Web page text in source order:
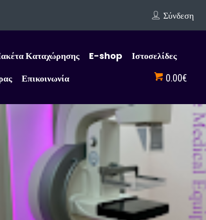
Σύνδεση
Καταχώρησης E-shop
Ιστοσελίδες
Επικοινωνία 0.00€